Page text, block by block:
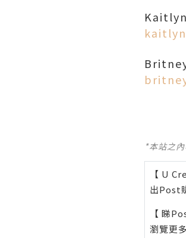
*本站之
【 U
出Post
【 睇
瀏覽更